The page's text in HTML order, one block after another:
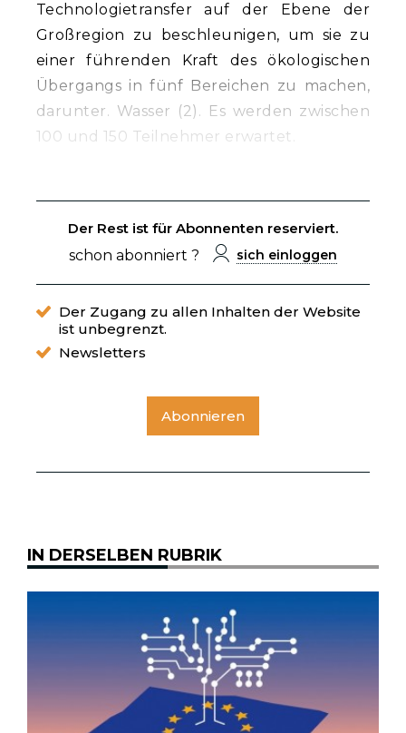
Technologietransfer auf der Ebene der
Großregion zu beschleunigen, um sie zu
einer führenden Kraft des ökologischen
Übergangs in fünf Bereichen zu machen,
darunter. Wasser (2). Es werden zwischen
100 und 150 Teilnehmer erwartet.
Der Rest ist für Abonnenten reserviert.
schon abonniert ?
sich einloggen
Der Zugang zu allen Inhalten der Website
ist unbegrenzt.
Newsletters
Abonnieren
IN DERSELBEN RUBRIK